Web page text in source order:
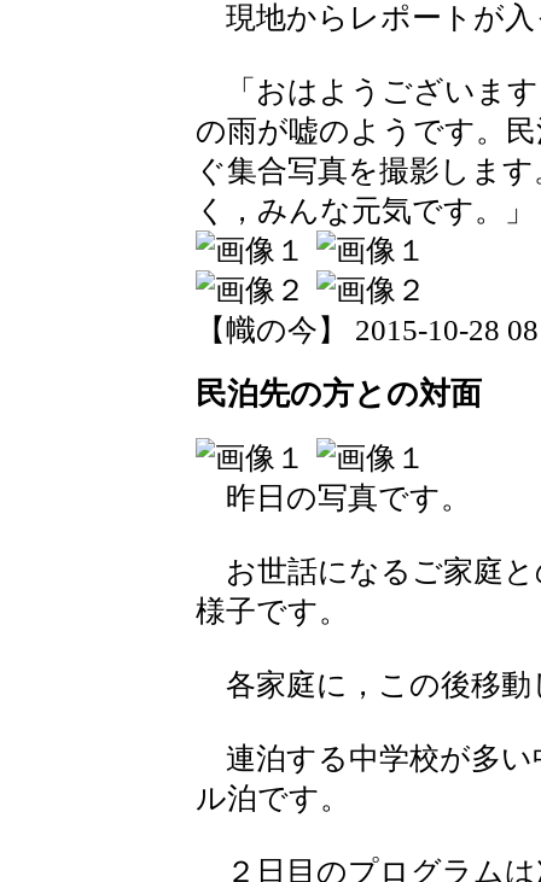
現地からレポートが
「おはようございます
の雨が嘘のようです。
ぐ集合写真を撮影しま
く，みんな元気です。」
【幟の今】 2015-10-28
民泊先の方との対面
昨日の写真です。
お世話になるご家庭と
様子です。
各家庭に，この後移動
連泊する中学校が多い
ル泊です。
２日目のプログラムは